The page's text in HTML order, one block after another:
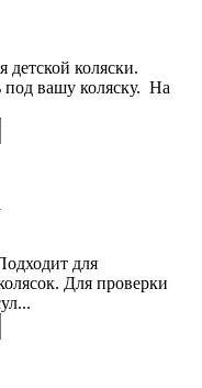
коляски.
под вашу коляску. На
для
Для проверки